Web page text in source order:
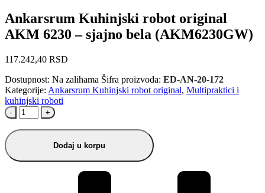
Ankarsrum Kuhinjski robot original
AKM 6230 – sjajno bela (AKM6230GW)
117.242,40 RSD
Dostupnost: Na zalihama Šifra proizvoda: ED-AN-20-172
Kategorije: Ankarsrum Kuhinjski robot original, Multipraktici i
kuhinjski roboti
- +
Dodaj u korpu